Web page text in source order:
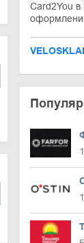
Card2You в